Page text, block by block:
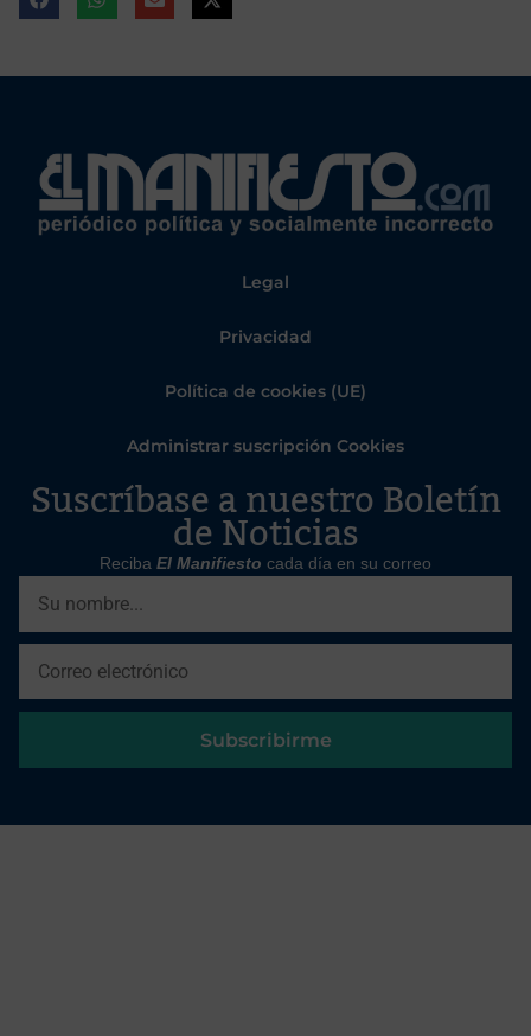
Legal
Privacidad
Política de cookies (UE)
Administrar suscripción Cookies
Suscríbase a nuestro Boletín
de Noticias
Reciba El Manifiesto cada día en su correo
Subscribirme